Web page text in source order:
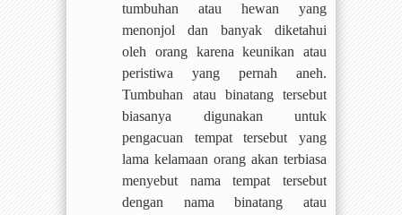
tumbuhan atau hewan yang
menonjol dan banyak diketahui
oleh orang karena keunikan atau
peristiwa yang pernah aneh.
Tumbuhan atau binatang tersebut
biasanya digunakan untuk
pengacuan tempat tersebut yang
lama kelamaan orang akan terbiasa
menyebut nama tempat tersebut
dengan nama binatang atau